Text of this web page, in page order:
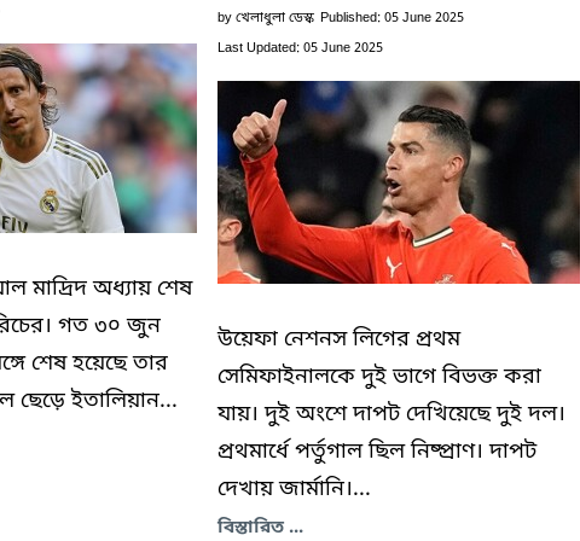
মাদ্রিদ অধ্যায় শেষ
গত ৩০ জুন
শেষ হয়েছে তার
ছেড়ে ইতালিয়ান...
by খেলাধুলা ডেস্ক Published: 05 June 2025
Last Updated: 05 June 2025
উয়েফা নেশনস লিগের প্রথম
সেমিফাইনালকে দুই ভাগে বিভক্ত করা
যায়। দুই অংশে দাপট দেখিয়েছে দুই দল।
প্রথমার্ধে পর্তুগাল ছিল নিষ্প্রাণ। দাপট
দেখায় জার্মানি।...
বিস্তারিত ...